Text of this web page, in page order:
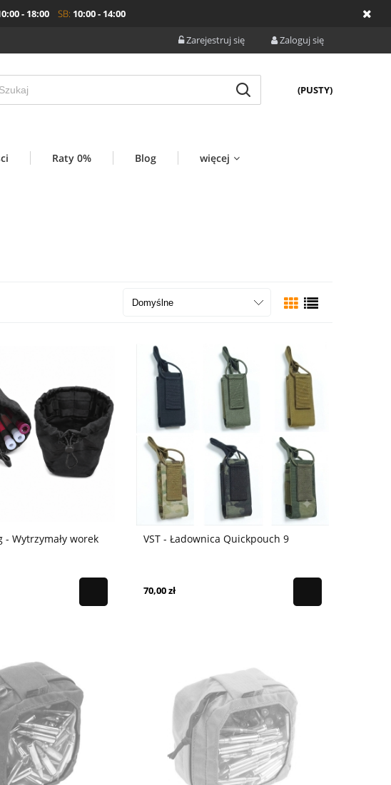
- 18:00 SB: 10:00 - 14:00
Zarejestruj się Zaloguj się
(PUSTY)
Raty 0% Blog więcej
- Wytrzymały worek
VST - Ładownica Quickpouch 9
70,00 zł